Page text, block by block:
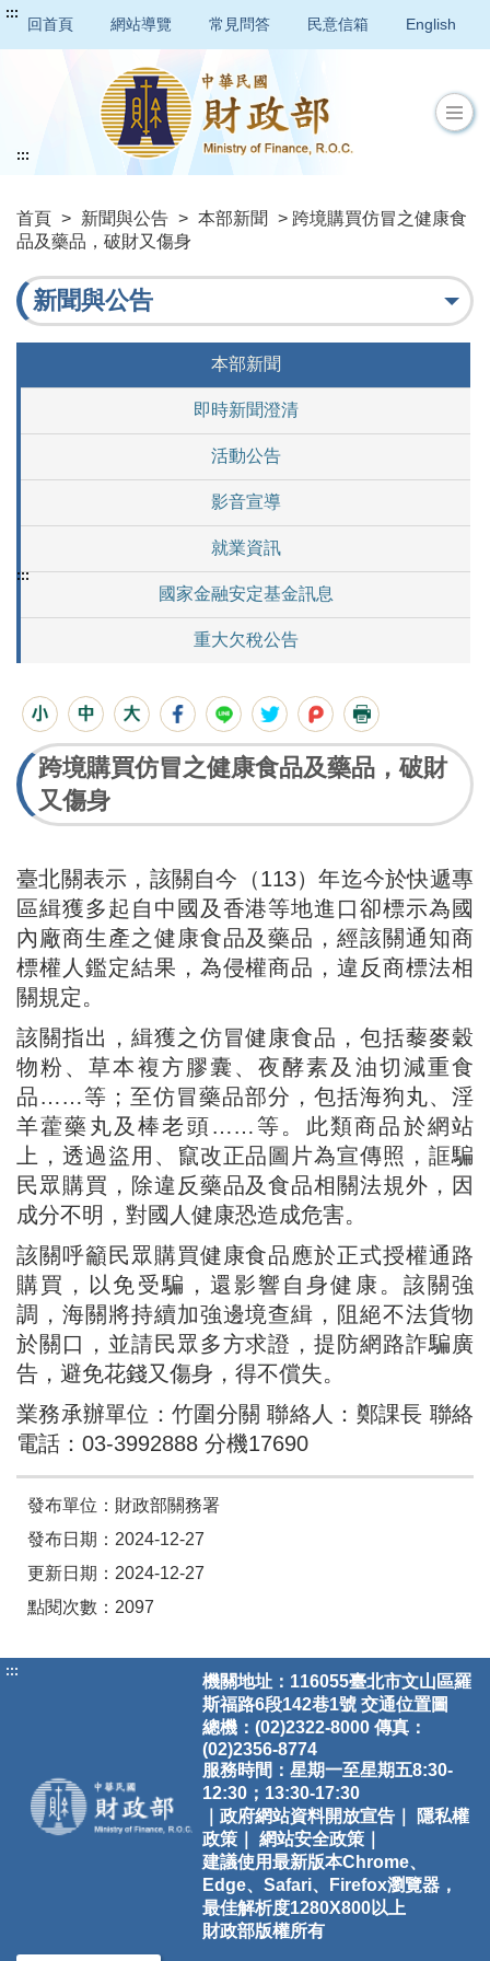
:::
回首頁 網站導覽 常見問答 民意信箱 English
首頁 > 新聞與公告 > 本部新聞
> 跨境購買仿冒之健康食
品及藥品，破財又傷身
:::
新聞與公告
本部新聞
即時新聞澄清
活動公告
影音宣導
就業資訊
國家金融安定基金訊息
重大欠稅公告
:::
跨境購買仿冒之健康食品及藥品，破財
又傷身
臺北關表示，該關自今（113）年迄今於快遞專
區緝獲多起自中國及香港等地進口卻標示為國
內廠商生產之健康食品及藥品，經該關通知商
標權人鑑定結果，為侵權商品，違反商標法相
關規定。
該關指出，緝獲之仿冒健康食品，包括藜麥穀
物粉、草本複方膠囊、夜酵素及油切減重食
品……等；至仿冒藥品部分，包括海狗丸、淫
羊藿藥丸及棒老頭……等。此類商品於網站
上，透過盜用、竄改正品圖片為宣傳照，誆騙
民眾購買，除違反藥品及食品相關法規外，因
成分不明，對國人健康恐造成危害。
該關呼籲民眾購買健康食品應於正式授權通路
購買，以免受騙，還影響自身健康。該關強
調，海關將持續加強邊境查緝，阻絕不法貨物
於關口，並請民眾多方求證，提防網路詐騙廣
告，避免花錢又傷身，得不償失。
業務承辦單位：竹圍分關 聯絡人：鄭課長 聯絡
電話：03-3992888 分機17690
發布單位：財政部關務署
發布日期：2024-12-27
更新日期：2024-12-27
點閱次數：2097
:::
機關地址：116055臺北市文山區羅
斯福路6段142巷1號 交通位置圖
總機：(02)2322-8000 傳真：
(02)2356-8774
服務時間：星期一至星期五8:30-
12:30；13:30-17:30
｜政府網站資料開放宣告｜
隱私權
政策｜
網站安全政策｜
建議使用最新版本Chrome、
Edge、Safari、Firefox瀏覽器，
最佳解析度1280X800以上
財政部版權所有